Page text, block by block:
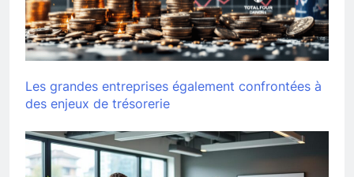
Les grandes entreprises également confrontées à
des enjeux de trésorerie